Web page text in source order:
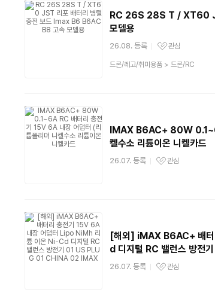
RC 26S 28S T / XT60
모델용
26.08. 등록
관심상품
관심
상
드론/레고/취미용품> 드론/RC
IMAX B6AC+ 80W
켈수소 리튬이온 니켈카드
26.07. 등록
관심상품
관심
[해외] iMAX B6AC+ 배
d 디지털 RC 밸런스 방
26.07. 등록
관심상품
관심